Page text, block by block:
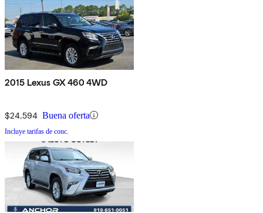
2015 Lexus GX 460 4WD
$24,594 Buena oferta
Incluye tarifas de conc.